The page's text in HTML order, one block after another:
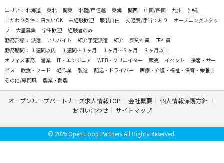
エリア： 北海道 東北 関東 北陸/甲信越 東海 関西 中国/四国 九州
沖縄
こだわり条件： 日払いOK 未経験歓迎 服装自由 交通費/手当てあり
オープニングスタッ
フ
大量募集 学生歓迎
経験者のみ
勤務形態： 派遣 アルバイト 紹介予定派遣 紹介 契約社員
正社員
勤務期間： １週間以内 １週間～１ヶ月 １ヶ月～３ヶ月
３ヶ月以上
オフィス事務
営業 IT・エンジニア WEB・クリエイター 販売 イベント
接客・サー
ビス
飲食・フード 軽作業 製造 配送・ドライバー
医療・介護・福祉・保育・栄養士
その他/専門職
農業・酪農
オープンループパートナーズ求人情報TOP 会社概要
個人情報保護方針
お問い合わせ
サイトマップ
© 2026 Open Loop Partners All Rights Reserved.